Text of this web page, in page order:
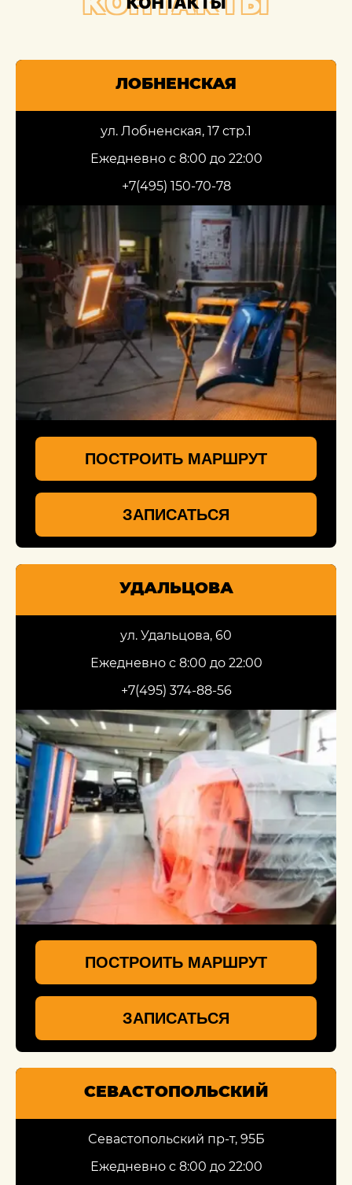
ЛОБНЕНСКАЯ
ул. Лобненская, 17 стр.1
Ежедневно с 8:00 до 22:00
+7(495) 150-70-78
ПОСТРОИТЬ МАРШРУТ
ЗАПИСАТЬСЯ
УДАЛЬЦОВА
ул. Удальцова, 60
Ежедневно с 8:00 до 22:00
+7(495) 374-88-56
ПОСТРОИТЬ МАРШРУТ
ЗАПИСАТЬСЯ
СЕВАСТОПОЛЬСКИЙ
Севастопольский пр-т, 95Б
Ежедневно с 8:00 до 22:00